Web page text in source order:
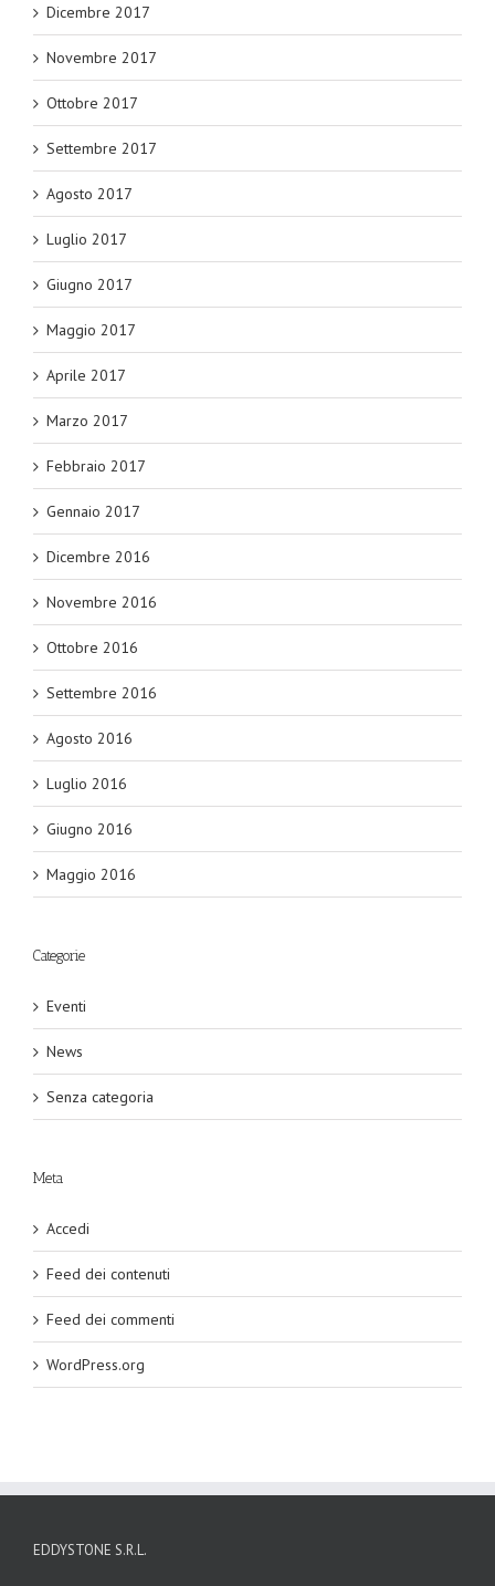
Dicembre 2017
Novembre 2017
Ottobre 2017
Settembre 2017
Agosto 2017
Luglio 2017
Giugno 2017
Maggio 2017
Aprile 2017
Marzo 2017
Febbraio 2017
Gennaio 2017
Dicembre 2016
Novembre 2016
Ottobre 2016
Settembre 2016
Agosto 2016
Luglio 2016
Giugno 2016
Maggio 2016
Categorie
Eventi
News
Senza categoria
Meta
Accedi
Feed dei contenuti
Feed dei commenti
WordPress.org
EDDYSTONE S.R.L.